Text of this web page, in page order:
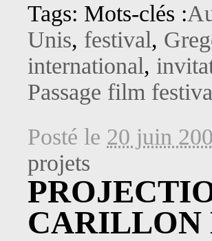
Tags: Mots-clés :
Unis, festival,
international,
Passage film
Posté le 20 juin
projets
CARILLON